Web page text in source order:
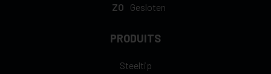
ZO
Gesloten
PRODUITS
Steeltip